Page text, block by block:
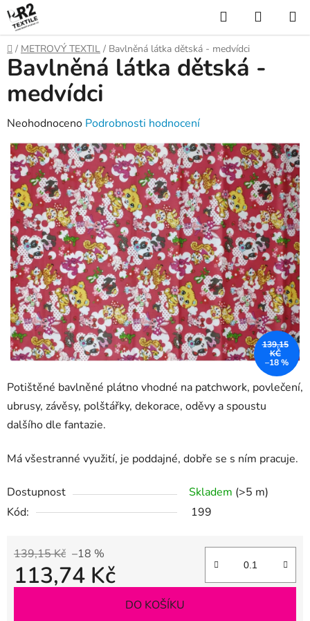
Přejít
na
obsah
Hledat
KOŠÍK
Domů
/ METROVÝ TEXTIL / Bavlněná látka dětská - medvídci
Potištěné bavlněné plátno vhodné na patchwork, povlečení,
ubrusy, závěsy, polštářky, dekorace, oděvy a spoustu
dalšího dle fantazie.
Má všestranné využití, je poddajné, dobře se s ním pracuje.
Dostupnost Skladem (>5 m)
Kód:
199
139,15 Kč –18 %
113,74 Kč
DO KOŠÍKU
Bavlněná látka dětská -
medvídci
Průměrné
hodnocení
produktu
je
0,0
z
5
hvězdiček.
Neohodnoceno Podrobnosti hodnocení
139,15
KČ
–18 %